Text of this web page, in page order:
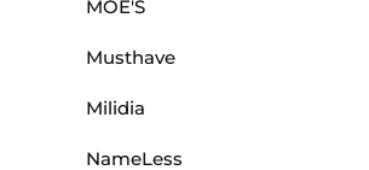
MOE'S
Musthave
Milidia
NameLess